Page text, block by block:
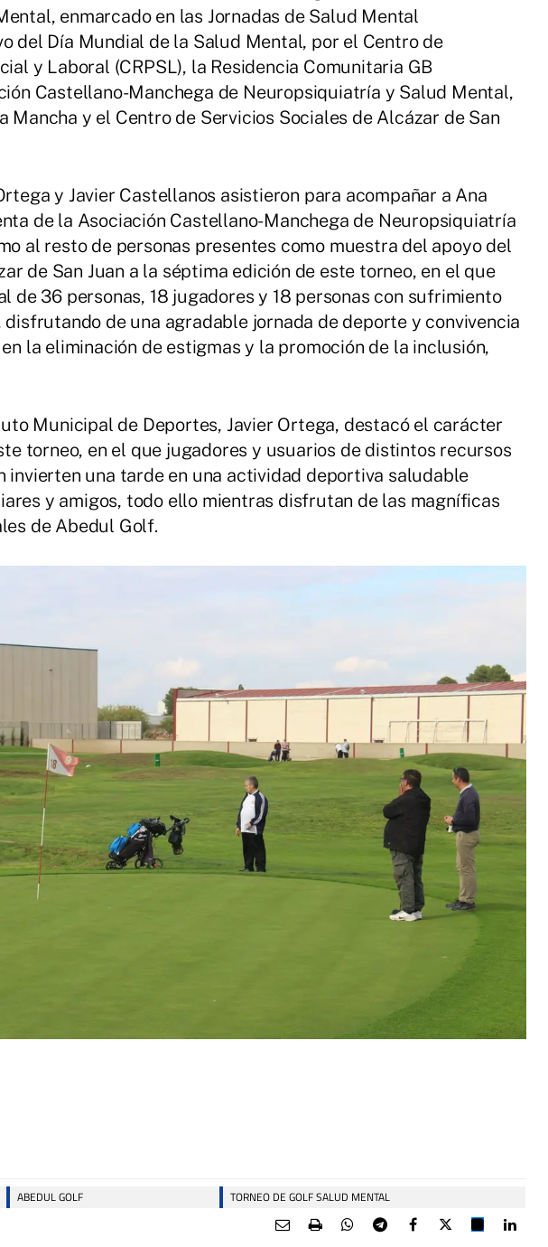
enmarcado en las Jornadas de Salud Mental
del Día Mundial de la Salud Mental, por el Centro de
y Laboral (CRPSL), la Residencia Comunitaria GB
Castellano-Manchega de Neuropsiquiatría y Salud Mental,
Mancha y el Centro de Servicios Sociales de Alcázar de San
y Javier Castellanos asistieron para acompañar a Ana
de la Asociación Castellano-Manchega de Neuropsiquiatría
al resto de personas presentes como muestra del apoyo del
de San Juan a la séptima edición de este torneo, en el que
de 36 personas, 18 jugadores y 18 personas con sufrimiento
de una agradable jornada de deporte y convivencia
la eliminación de estigmas y la promoción de la inclusión,
Municipal de Deportes, Javier Ortega, destacó el carácter
torneo, en el que jugadores y usuarios de distintos recursos
invierten una tarde en una actividad deportiva saludable
y amigos, todo ello mientras disfrutan de las magníficas
de Abedul Golf.
ABEDUL GOLF TORNEO DE GOLF SALUD MENTAL